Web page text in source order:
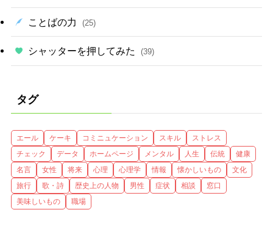
ことばの力 (25)
シャッターを押してみた (39)
タグ
エール ケーキ コミニュケーション スキル
ストレス
チェック
データ ホームページ メンタル 人生 伝統
健康
名言
女性 将来 心理 心理学 情報 懐かしいもの
文化
旅行
歌・詩 歴史上の人物 男性 症状 相談
窓口
美味しいもの
職場